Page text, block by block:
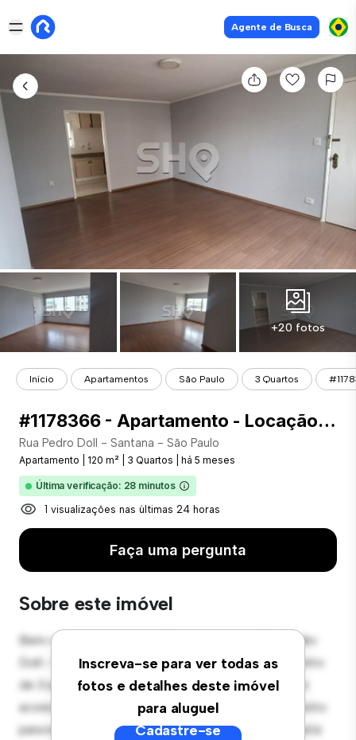
Agente de Busca
+20 fotos
Início Apartamentos São Paulo 3 Quartos
#1178366 - Apartamento - Locação com 120.00 m² , 3 Quarto(s), por R$ 4.500
Rua Pedro Doll - Santana - São Paulo
Apartamento 120 m² 3 Quartos há 5 meses
Última verificação: 28 minutos
1 visualizações nas últimas 24 horas
Faça uma pergunta
Sobre este imóvel
Inscreva-se para ver todas as
fotos e detalhes deste imóvel
para aluguel
Cadastre-se
Bem-vindo ao seu novo refúgio urbano em Rua Pedro
Doll - Santana - São Paulo! Este moderno apartamento
de 3 quartos oferece um espaço de vida elegante e
aconchegante. O layout em conceito aberto é perfeito
para receber convidados, e a cozinha sofisticada está